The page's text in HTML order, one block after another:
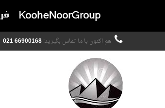
هم اکنون با ما تماس بگیرید:66900168 021